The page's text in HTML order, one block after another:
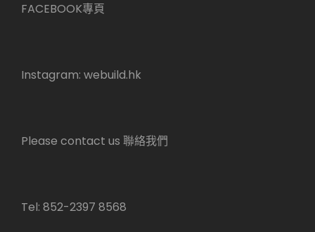
FACEBOOK專頁
Instagram: webuild.hk
Please contact us 聯絡我們
Tel: 852-2397 8568